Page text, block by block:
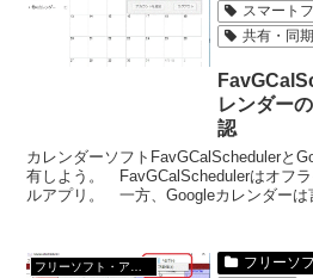
スマート
共有・同期
レンダー
認
カレンダーソフトFavGCalSchedulerと
有しよう。 FavGCalSchedulerはオフ
ルアプリ。 一方、Googleカレンダーは
フリーソ